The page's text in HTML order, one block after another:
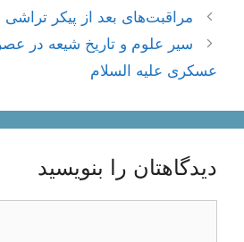
ناوبری
نوشته‌ها
مراقبت‌های بعد از پیکر تراشی
سیر علوم و تاریخ شیعه در
عسكرى علیه السلام
دیدگاهتان را بنویسید